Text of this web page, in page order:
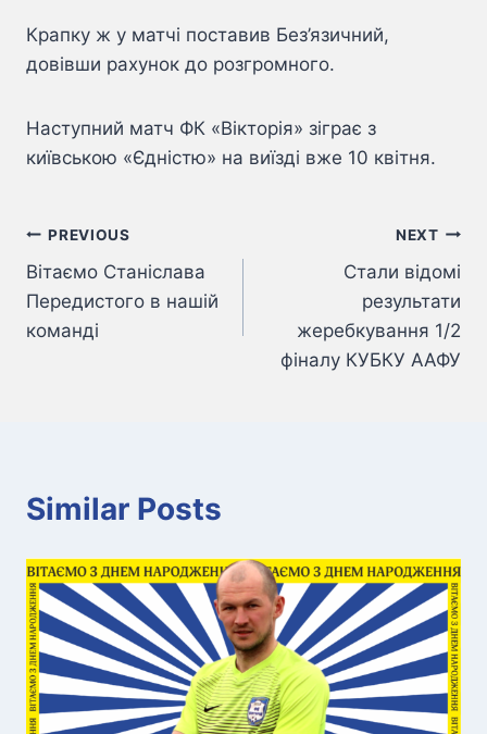
Крапку ж у матчі поставив Без’язичний,
довівши рахунок до розгромного.
Наступний матч ФК «Вікторія» зіграє з
київською «Єдністю» на виїзді вже 10 квітня.
Навігація
записів
PREVIOUS
Вітаємо Станіслава
Передистого в нашій
команді
NEXT
Стали відомі
результати
жеребкування 1/2
фіналу КУБКУ ААФУ
Similar Posts